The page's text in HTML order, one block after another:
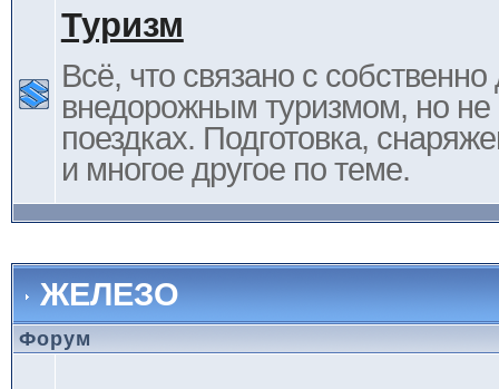
Туризм
Всё, что связано с
внедорожным туризмом, но не
поездках. Подготовка,
и многое другое по теме.
ЖЕЛЕЗО
Форум